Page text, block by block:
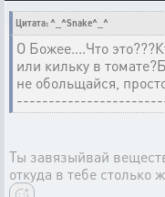
Цитата: ^_^Snake^_^
О Божее....Что
или кильку в
не обольщайся,
Ты завязыйвай
откуда в тебе столько